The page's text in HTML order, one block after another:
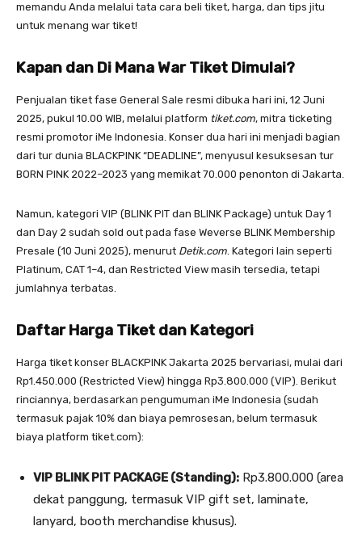
memandu Anda melalui tata cara beli tiket, harga, dan tips jitu
untuk menang war tiket!
Kapan dan Di Mana War Tiket Dimulai?
Penjualan tiket fase General Sale resmi dibuka hari ini, 12 Juni
2025, pukul 10.00 WIB, melalui platform tiket.com, mitra ticketing
resmi promotor iMe Indonesia. Konser dua hari ini menjadi bagian
dari tur dunia BLACKPINK “DEADLINE”, menyusul kesuksesan tur
BORN PINK 2022–2023 yang memikat 70.000 penonton di Jakarta.
Namun, kategori VIP (BLINK PIT dan BLINK Package) untuk Day 1
dan Day 2 sudah sold out pada fase Weverse BLINK Membership
Presale (10 Juni 2025), menurut Detik.com. Kategori lain seperti
Platinum, CAT 1–4, dan Restricted View masih tersedia, tetapi
jumlahnya terbatas.
Daftar Harga Tiket dan Kategori
Harga tiket konser BLACKPINK Jakarta 2025 bervariasi, mulai dari
Rp1.450.000 (Restricted View) hingga Rp3.800.000 (VIP). Berikut
rinciannya, berdasarkan pengumuman iMe Indonesia (sudah
termasuk pajak 10% dan biaya pemrosesan, belum termasuk
biaya platform tiket.com):
VIP BLINK PIT PACKAGE (Standing): Rp3.800.000 (area
dekat panggung, termasuk VIP gift set, laminate,
lanyard, booth merchandise khusus).